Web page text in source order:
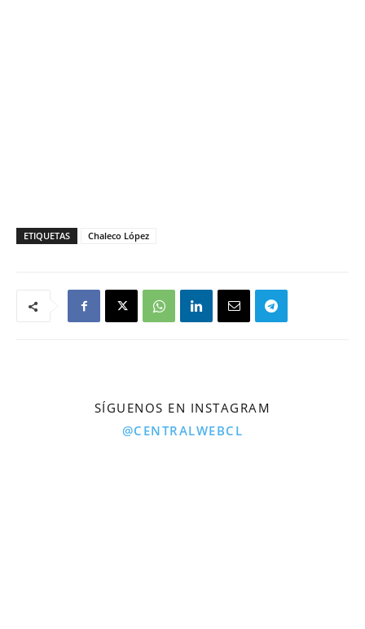
ETIQUETAS Chaleco López
SÍGUENOS EN INSTAGRAM
@CENTRALWEBCL